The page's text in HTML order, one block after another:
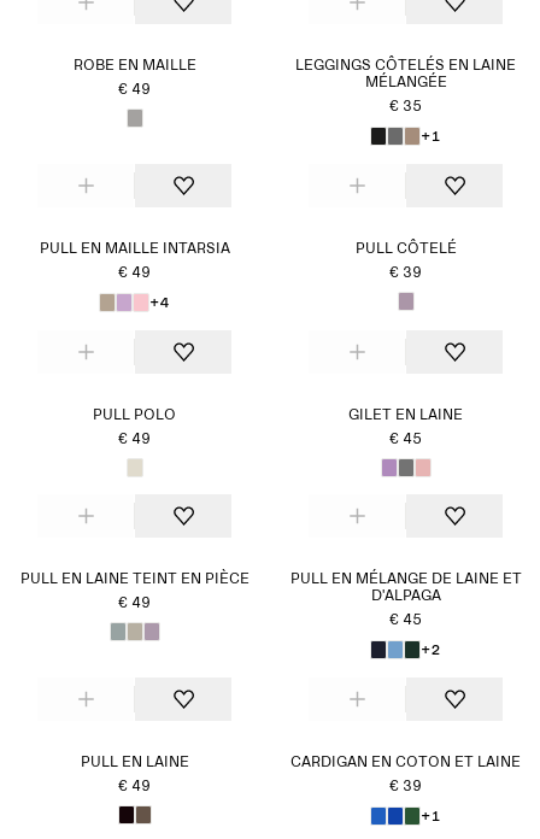
ROBE EN MAILLE
€ 49
LEGGINGS CÔTELÉS EN LAINE
MÉLANGÉE
€ 35
+1
PULL EN MAILLE INTARSIA
€ 49
+4
PULL CÔTELÉ
€ 39
PULL POLO
€ 49
GILET EN LAINE
€ 45
PULL EN LAINE TEINT EN PIÈCE
€ 49
PULL EN MÉLANGE DE LAINE ET
D'ALPAGA
€ 45
+2
PULL EN LAINE
€ 49
CARDIGAN EN COTON ET LAINE
€ 39
+1